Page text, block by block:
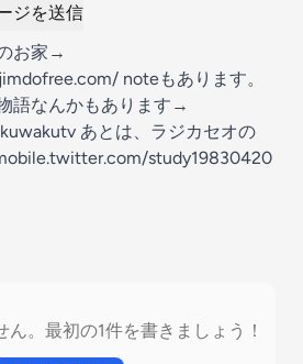
ジを送信
お家→
noteもあります。
語なんかもあります→
あとは、ラジカセオの
study19830420
ん。最初の1件を書きましょう！